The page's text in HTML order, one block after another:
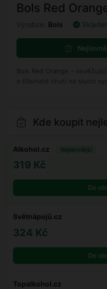
Bols Red
Výrobce: Bols
Bols Red Orange –
a šťavnaté chuti na slunci
Kde koupit
Alkohol.cz Nejlevnější
319 Kč
Do
Světnápojů.cz
324 Kč
Do
Topalkohol.cz